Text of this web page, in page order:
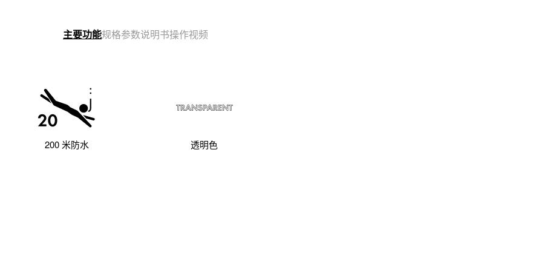
主要功能规格参数说明书操作视频
200 米防水 透明色